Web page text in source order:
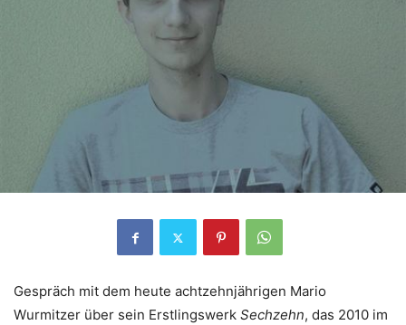
Gespräch mit dem heute achtzehnjährigen Mario
Wurmitzer über sein Erstlingswerk Sechzehn, das 2010 im